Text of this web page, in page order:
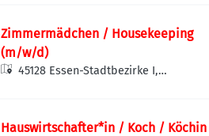
Zimmermädchen / Housekeeping
(m/w/d)
45128 Essen-Stadtbezirke I,
Hauswirtschafter*in / Koch / Köchin